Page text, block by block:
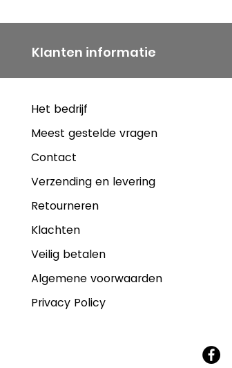
Klanten informatie
Het bedrijf
Meest gestelde vragen
Contact
Verzending en levering
Retourneren
Klachten
Veilig betalen
Algemene voorwaarden
Privacy Policy